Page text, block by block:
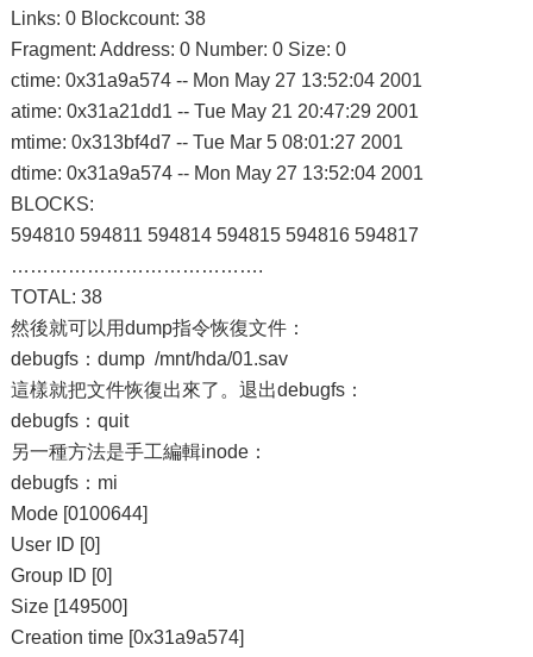
Links: 0 Blockcount: 38
Fragment: Address: 0 Number: 0 Size: 0
ctime: 0x31a9a574 -- Mon May 27 13:52:04 2001
atime: 0x31a21dd1 -- Tue May 21 20:47:29 2001
mtime: 0x313bf4d7 -- Tue Mar 5 08:01:27 2001
dtime: 0x31a9a574 -- Mon May 27 13:52:04 2001
BLOCKS:
594810 594811 594814 594815 594816 594817
………………………………….
TOTAL: 38
然後就可以用dump指令恢復文件：
debugfs：dump /mnt/hda/01.sav
這樣就把文件恢復出來了。退出debugfs：
debugfs：quit
另一種方法是手工編輯inode：
debugfs：mi
Mode [0100644]
User ID [0]
Group ID [0]
Size [149500]
Creation time [0x31a9a574]